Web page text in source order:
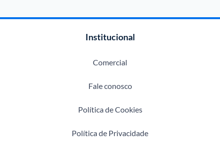
Institucional
Comercial
Fale conosco
Política de Cookies
Política de Privacidade